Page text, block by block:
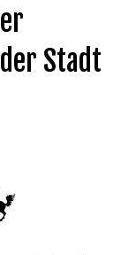
Stadt